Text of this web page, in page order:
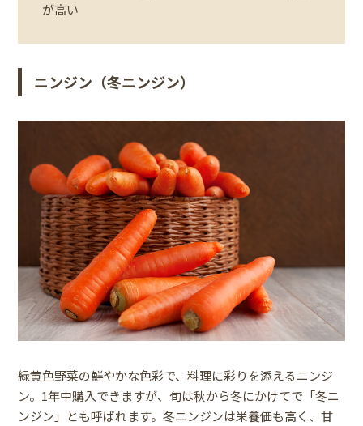
が高い
ニンジン（冬ニンジン）
緑黄色野菜の鮮やかな色彩で、料理に彩りを添えるニンジ
ン。1年中購入できますが、旬は秋から冬にかけてで「冬ニ
ンジン」とも呼ばれます。冬ニンジンは栄養価も高く、甘